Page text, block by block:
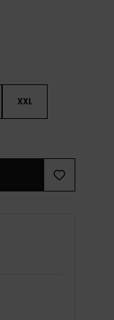
XXL